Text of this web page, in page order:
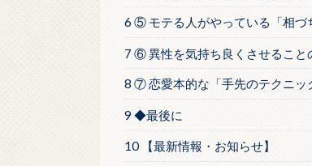
6 ⑤ モテる人がやっている「相づ
7 ⑥ 異性を気持ち良くさせること
8 ⑦ 恋愛本的な「手先のテクニッ
9 ◆最後に
10 【最新情報・お知らせ】